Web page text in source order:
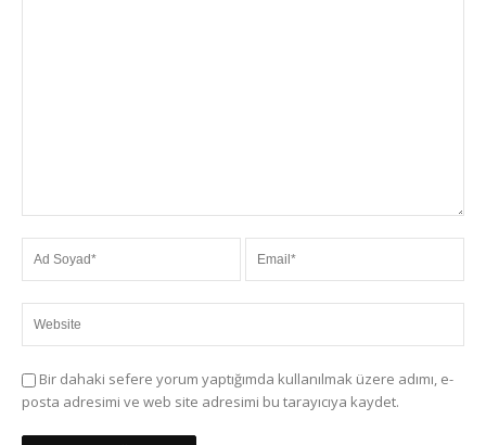
Bir dahaki sefere yorum yaptığımda kullanılmak üzere adımı, e-
posta adresimi ve web site adresimi bu tarayıcıya kaydet.